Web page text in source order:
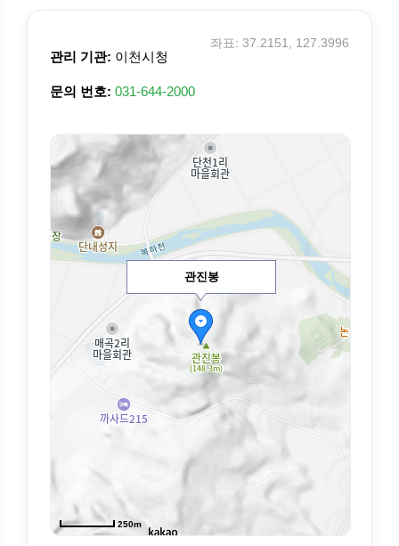
관리 기관: 이천시청
문의 번호: 031-644-2000
좌표: 37.2151, 127.3996
관진봉
250m